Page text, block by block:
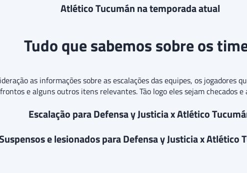
Atlético Tucumán na temporada atual
Tudo que sabemos sobre os
as informações sobre as escalações das equipes, os jogadores
e alguns outros itens relevantes. Tão logo eles sejam checados
Escalação para Defensa y Justicia x Atlético
e lesionados para Defensa y Justicia x Atlético